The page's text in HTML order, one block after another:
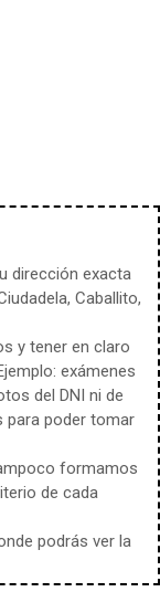
dirección exacta
Caballito,
y tener en claro
exámenes
del DNI ni de
para poder tomar
formamos
de cada
podrás ver la